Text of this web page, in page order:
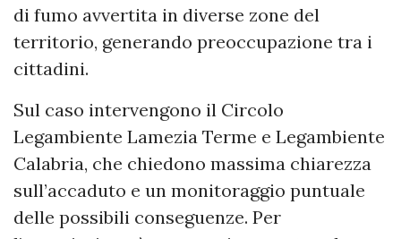
di fumo avvertita in diverse zone del
territorio, generando preoccupazione tra i
cittadini.
Sul caso intervengono il Circolo
Legambiente Lamezia Terme e Legambiente
Calabria, che chiedono massima chiarezza
sull’accaduto e un monitoraggio puntuale
delle possibili conseguenze. Per